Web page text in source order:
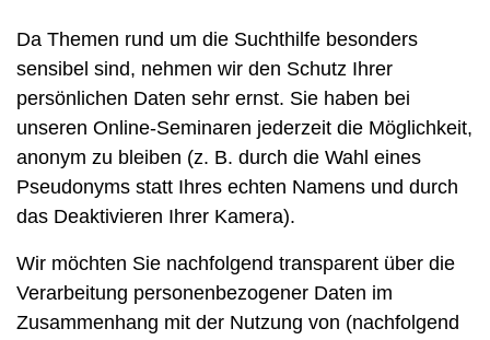
Da Themen rund um die Suchthilfe besonders
sensibel sind, nehmen wir den Schutz Ihrer
persönlichen Daten sehr ernst. Sie haben bei
unseren Online-Seminaren jederzeit die Möglichkeit,
anonym zu bleiben (z. B. durch die Wahl eines
Pseudonyms statt Ihres echten Namens und durch
das Deaktivieren Ihrer Kamera).
Wir möchten Sie nachfolgend transparent über die
Verarbeitung personenbezogener Daten im
Zusammenhang mit der Nutzung von (nachfolgend